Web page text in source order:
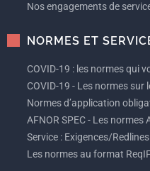
Nos engagements de
NORMES ET
COVID-19 : les normes qui
COVID-19 - Les normes
Normes d’application
AFNOR SPEC - Les normes
Service : Exigences/Redlines
Les normes au format